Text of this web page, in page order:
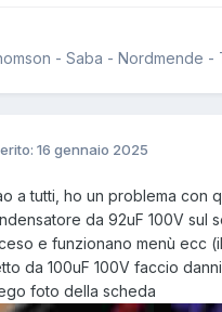
- Saba - Nordmende -
16 gennaio 2025
a tutti, ho un problema con
da 92uF 100V sul
e funzionano menù ecc
da 100uF 100V faccio
foto della scheda